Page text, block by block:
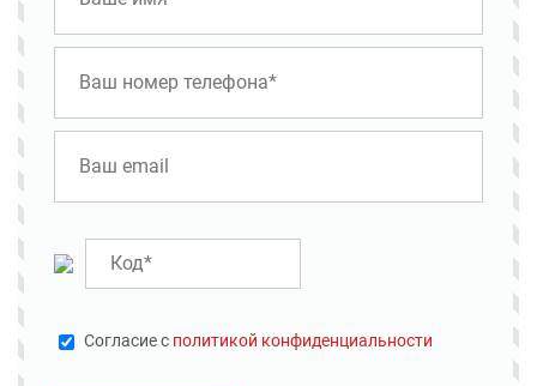
Cогласие с политикой конфиденциальности